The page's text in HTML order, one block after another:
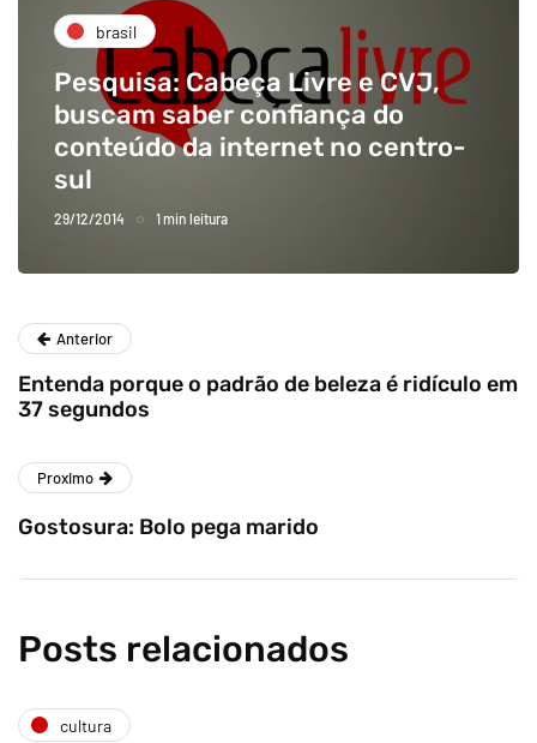
brasil
Pesquisa: Cabeça Livre e CVJ,
buscam saber confiança do
conteúdo da internet no centro-
sul
29/12/2014 1 min leitura
Anterior
Entenda porque o padrão de beleza é ridículo em
37 segundos
Proximo
Gostosura: Bolo pega marido
Posts relacionados
cultura